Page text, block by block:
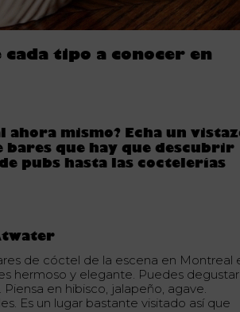
cada tipo a conocer en
ahora mismo? Echa un
bares que hay que descubrir
pubs hasta las coctelerías
de cóctel de la escena en Montreal
hermoso y elegante. Puedes degustar
en hibisco, jalapeño, agave.
Es un lugar bastante visitado así que